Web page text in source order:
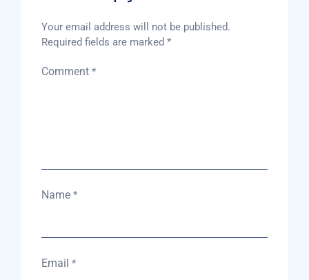
Your email address will not be published.
Required fields are marked *
Comment *
Name *
Email *